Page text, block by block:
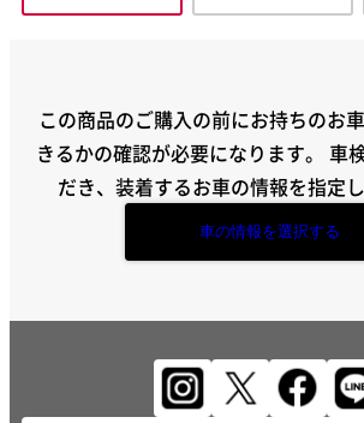
この商品のご購入の前にお持ちのお
きるかの確認が必要になります。 車
だき、装着するお車の情報を指定
車の情報を選択する